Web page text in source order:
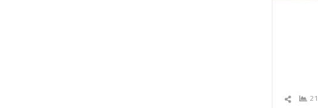
21
شارك